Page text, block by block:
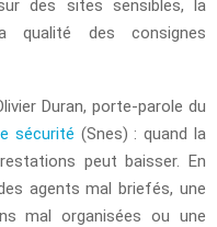
des sites sensibles, la
qualité des consignes
Duran, porte-parole du
sécurité (Snes) : quand la
peut baisser. En
agents mal briefés, une
mal organisées ou une